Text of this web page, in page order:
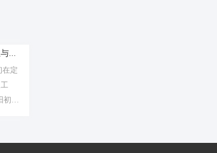
...
在定
出